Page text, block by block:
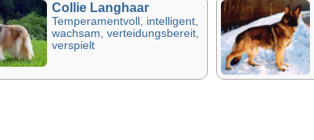
Collie Langhaar
Temperamentvoll, intelligent,
wachsam, verteidungsbereit,
verspielt